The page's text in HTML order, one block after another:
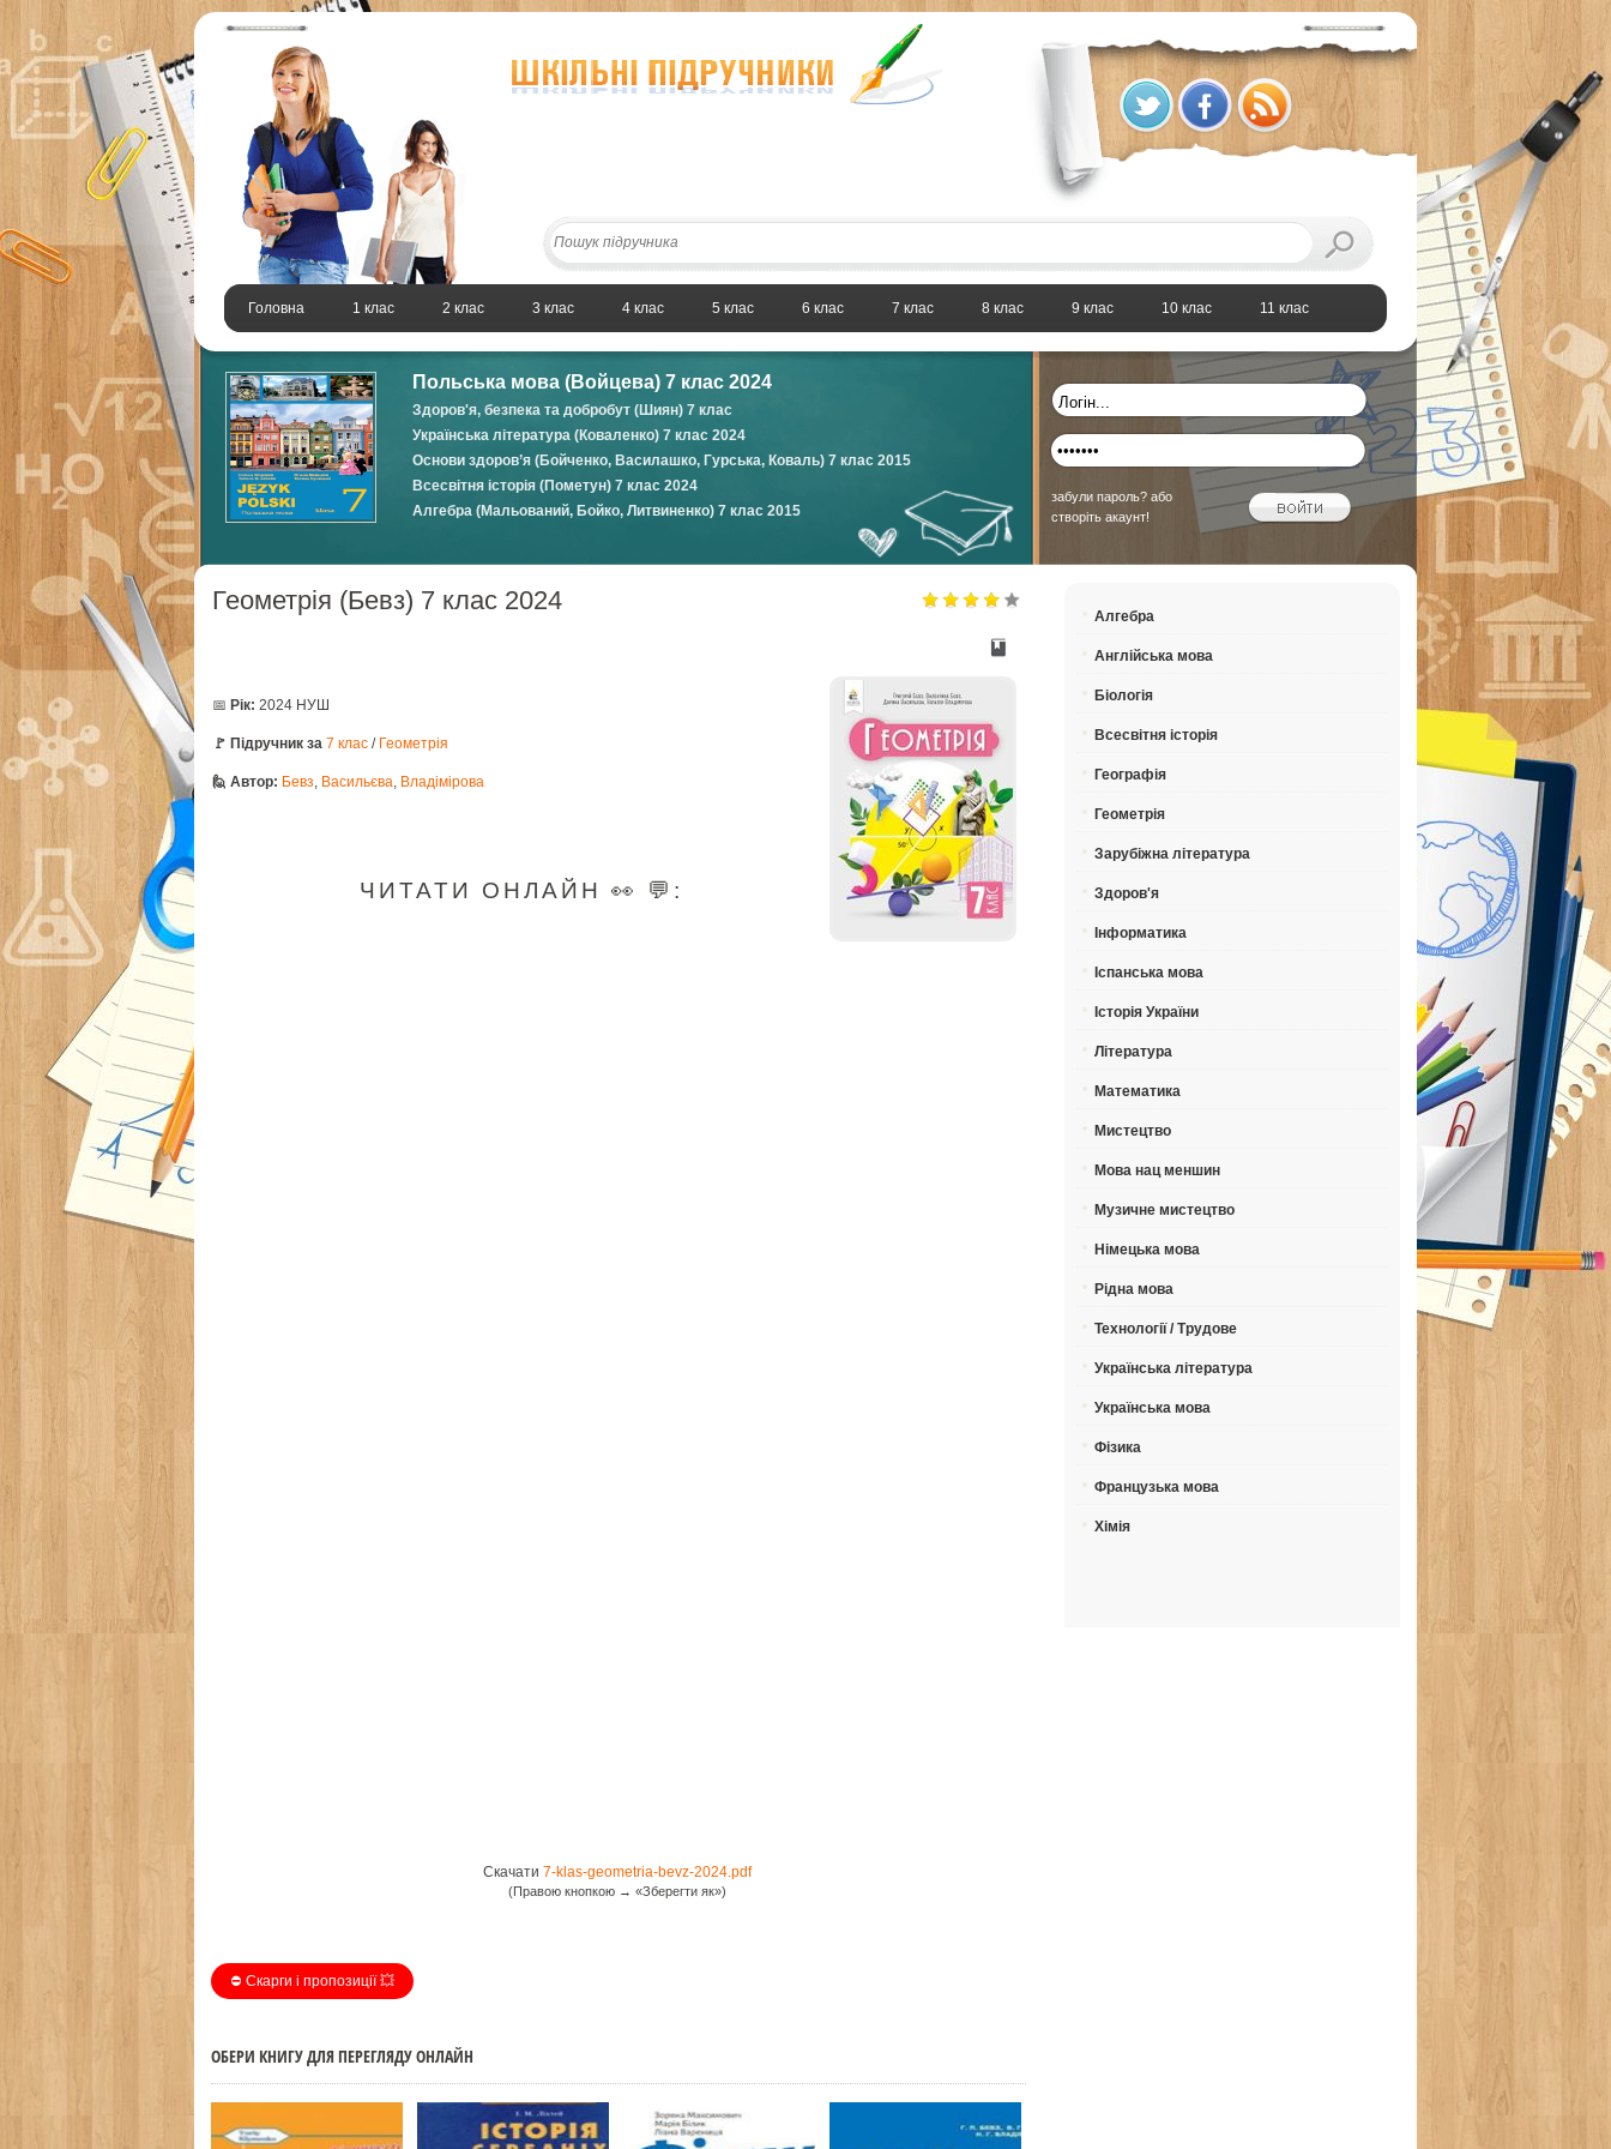
Головна 1 клас 2 клас 3 клас 4 клас 5 клас 6 клас 7 клас 8 клас 9 клас 10 клас 11 клас
забули пароль? або
створіть акаунт!
Польська мова (Войцева) 7 клас 2024
Здоров'я, безпека та добробут (Шиян) 7 клас
Українська література (Коваленко) 7 клас 2024
Основи здоров’я (Бойченко, Василашко, Гурська, Коваль) 7 клас 2015
Всесвітня історія (Пометун) 7 клас 2024
Алгебра (Мальований, Бойко, Литвиненко) 7 клас 2015
Геометрія (Бевз) 7 клас 2024
📅 Рік: 2024 НУШ
🚩 Підручник за 7 клас / Геометрія
🙋 Автор: Бевз, Васильєва, Владімірова
ЧИТАТИ ОНЛАЙН 👀 💬:
Скачати 7-klas-geometria-bevz-2024.pdf
(Правою кнопкою → «Зберегти як»)
⛔️ Скарги і пропозиції 💥
ОБЕРИ КНИГУ ДЛЯ ПЕРЕГЛЯДУ ОНЛАЙН
Алгебра
Англійська мова
Біологія
Всесвітня історія
Географія
Геометрія
Зарубіжна література
Здоров'я
Інформатика
Іспанська мова
Історія України
Література
Математика
Мистецтво
Мова нац меншин
Музичне мистецтво
Німецька мова
Рідна мова
Технології / Трудове
Українська література
Українська мова
Фізика
Французька мова
Хімія